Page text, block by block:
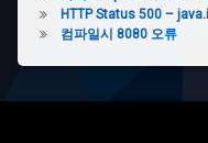
HTTP Status 500 –
컴파일시 8080 오류